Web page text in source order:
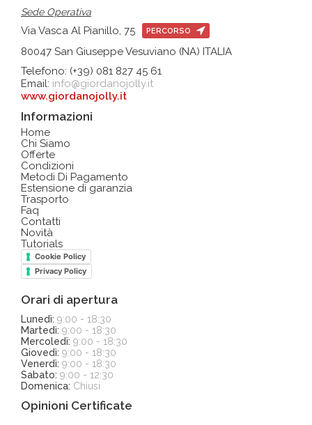
Sede Operativa
Via Vasca Al Pianillo, 75 PERCORSO
80047 San Giuseppe Vesuviano (NA) ITALIA
Telefono: (+39) 081 827 45 61
Email: info@giordanojolly.it
www.giordanojolly.it
Informazioni
Home
Chi Siamo
Offerte
Condizioni
Metodi Di Pagamento
Estensione di garanzia
Trasporto
Faq
Contatti
Novità
Tutorials
Cookie Policy
Privacy Policy
Orari di apertura
Lunedì: 9:00 - 18:30
Martedì: 9:00 - 18:30
Mercoledì: 9:00 - 18:30
Giovedì: 9:00 - 18:30
Venerdì: 9:00 - 18:30
Sabato: 9:00 - 12:30
Domenica: Chiusi
Opinioni Certificate